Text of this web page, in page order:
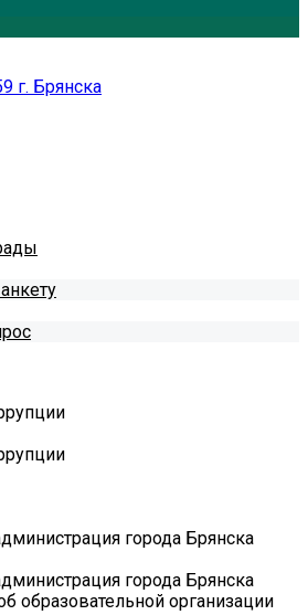
г. Брянска
города Брянска
города Брянска
образовательной организации